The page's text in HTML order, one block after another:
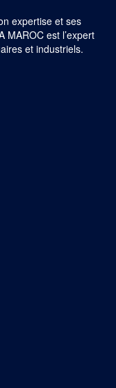
expertise et ses
MAROC est l’expert
et industriels.